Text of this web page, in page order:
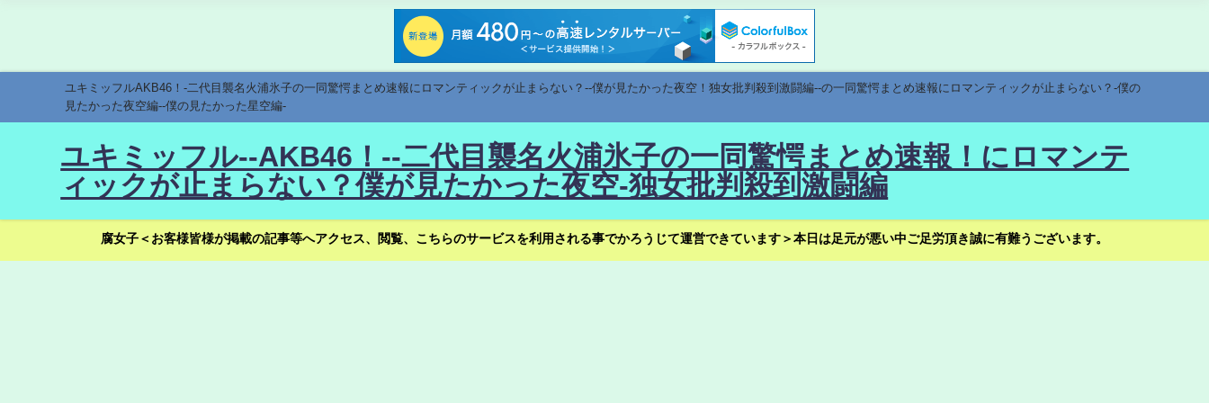
ユキミッフルAKB46！-二代目襲名火浦氷子の一同驚愕まとめ速報にロマンティックが止まらない？--僕が見たかった夜空！独女批判殺到激闘編--の一同驚愕まとめ速報にロマンティックが止まらない？-僕の
見たかった夜空編--僕の見たかった星空編-
ユキミッフル--AKB46！--二代目襲名火浦氷子の一同驚愕まとめ速報！にロマンテ
ィックが止まらない？僕が見たかった夜空-独女批判殺到激闘編
腐女子＜お客様皆様が掲載の記事等へアクセス、閲覧、こちらのサービスを利用される事でかろうじて運営できています＞本日は足元が悪い中ご足労頂き誠に有難うございます。